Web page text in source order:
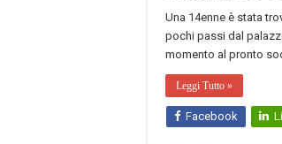
Una 14enne è stata
pochi passi dal
momento al pronto
Leggi Tutto »
Facebook